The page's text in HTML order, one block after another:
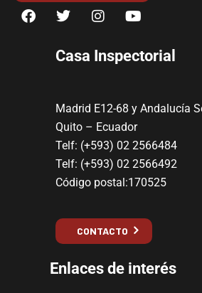
Casa Inspectorial
Madrid E12-68 y Andalucía
Quito – Ecuador
Telf: (+593) 02 2566484
Telf: (+593) 02 2566492
Código postal:170525
CONTACTO
Enlaces de interés